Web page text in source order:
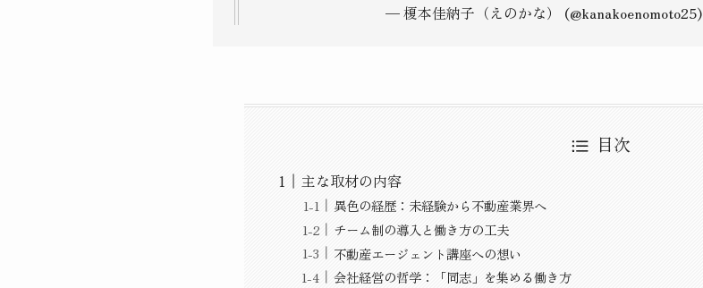
— 榎本佳納子（えのかな） (@kanakoenomoto25)
目次
主な取材の内容
異色の経歴：未経験から不動産業界へ
チーム制の導入と働き方の工夫
不動産エージェント講座への想い
会社経営の哲学：「同志」を集める働き方